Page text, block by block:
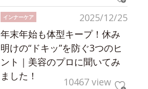
2025/12/25
インナーケア
年末年始も体型キープ！休み
明けの“ドキッ”を防ぐ3つのヒ
ント｜美容のプロに聞いてみ
ました！
10467 view